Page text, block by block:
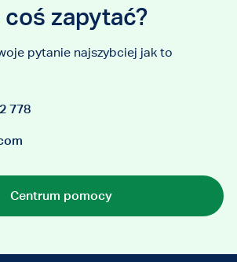
zapytać?
pytanie najszybciej jak to
778
Centrum pomocy